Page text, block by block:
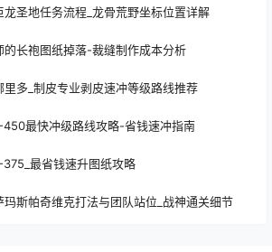
圣地任务流程_龙骨荒野坐标位置详解
的长袍图纸掉落-裁缝制作成本分析
多_制皮专业剥皮速冲等级路线推荐
450最快冲级路线攻略-省钱速冲指南
最省钱速升图纸攻略
斯帕奇维克打法与团队站位_战神通关细节